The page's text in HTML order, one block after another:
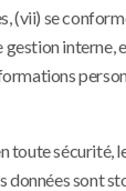
(vii) se
gestion
toute
sont